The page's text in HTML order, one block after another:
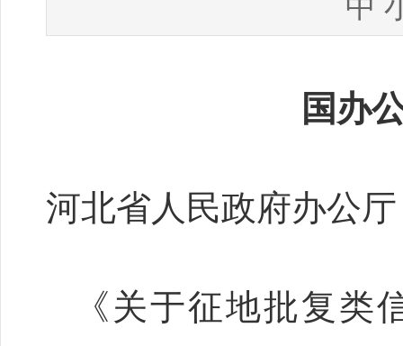
中
国办
河北省人民政府办公
《关于征地批复